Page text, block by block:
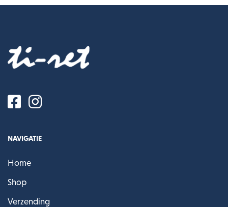
NAVIGATIE
Home
Shop
Verzending